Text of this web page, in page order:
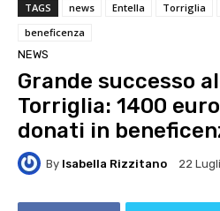
TAGS news Entella Torriglia
beneficenza
NEWS
Grande successo
Torriglia: 1400
donati in
By Isabella Rizzitano 22